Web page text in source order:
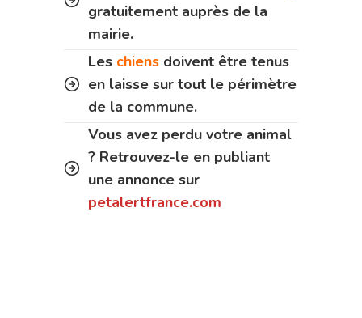
gratuitement auprès de la
mairie.
Les chiens doivent être tenus
en laisse sur tout le périmètre
de la commune.
Vous avez perdu votre animal
? Retrouvez-le en publiant
une annonce sur
petalertfrance.com